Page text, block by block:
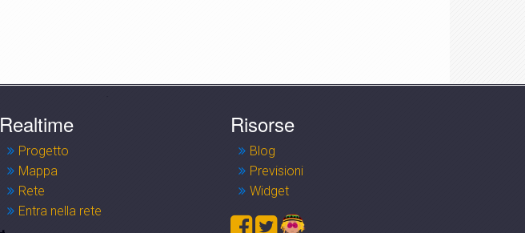
Realtime
Progetto
Mappa
Rete
Entra nella rete
Risorse
Blog
Previsioni
Widget